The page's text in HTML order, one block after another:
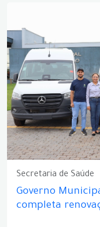
Secretaria de Saúde
Governo
completa